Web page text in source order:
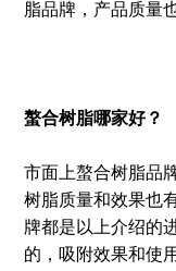
脂品牌，产品质量
螯合树脂哪家好？
市面上螯合树脂品
树脂质量和效果也
牌都是以上介绍的
的，吸附效果和使